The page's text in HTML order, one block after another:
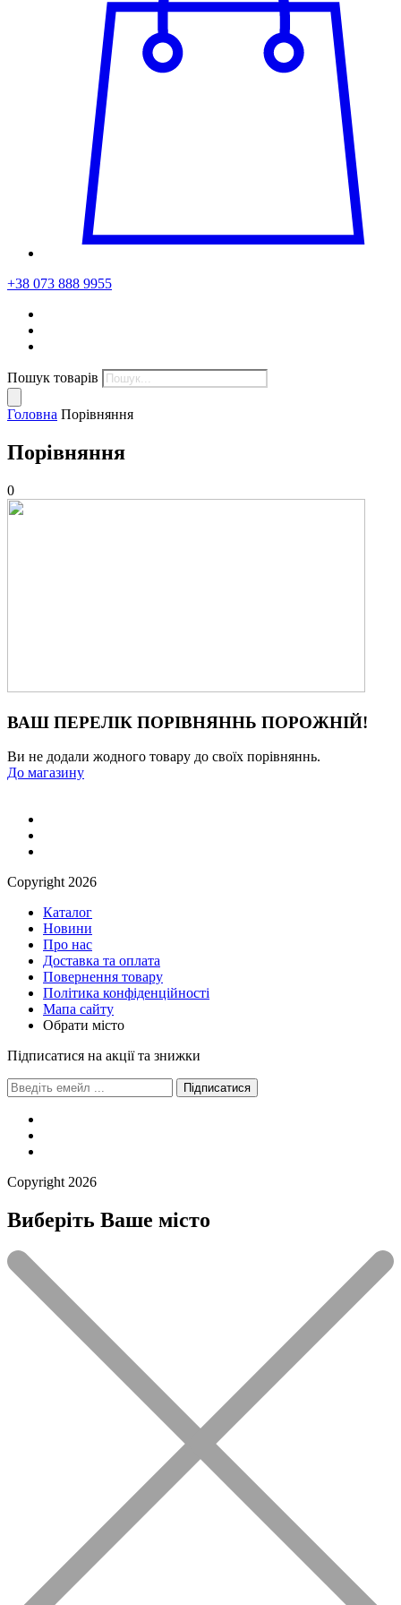
+38 073 888 9955
Пошук товарів
Головна Порівняння
Порівняння
0
ВАШ ПЕРЕЛІК ПОРІВНЯННЬ ПОРОЖНІЙ!
Ви не додали жодного товару до своїх порівняннь.
До магазину
Сopyright 2026
Каталог
Новини
Про нас
Доставка та оплата
Повернення товару
Політика конфіденційності
Мапа сайту
Обрати місто
Підписатися на акції та знижки
Підписатися
Сopyright 2026
Виберіть Ваше місто